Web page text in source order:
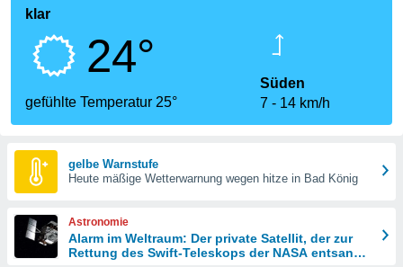
wurde
dass
sind.
diese
klar
24°
gefühlte Temperatur 25°
Süden
7
14 km/h
gelbe Warnstufe
Heute mäßige Wetterwarnung wegen hitze in Bad König
Astronomie
Alarm im Weltraum: Der private Satellit, der zur
Rettung des Swift-Teleskops der NASA entsandt